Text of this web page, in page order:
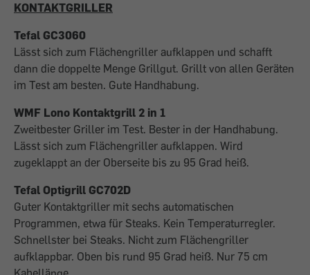
KONTAKTGRILLER
Tefal GC3060
Lässt sich zum Flächengriller aufklappen und schafft
dann die doppelte Menge Grillgut. Grillt von allen Geräten
im Test am besten. Gute Handhabung.
WMF Lono Kontaktgrill 2 in 1
Zweitbester Griller im Test. Bester in der Handhabung.
Lässt sich zum Flächengriller aufklappen. Wird
zugeklappt an der Oberseite bis zu 95 Grad heiß.
Tefal Optigrill GC702D
Guter Kontaktgriller mit sechs automatischen
Programmen, etwa für Steaks. Kein Temperaturregler.
Schnellster bei Steaks. Nicht zum Flächengriller
aufklappbar. Oben bis rund 95 Grad heiß. Nur 75 cm